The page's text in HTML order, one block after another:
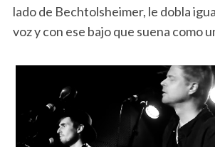
lado de Bechtolsheimer, le dobla
voz y con ese bajo que suena como